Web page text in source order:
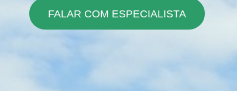
FALAR COM ESPECIALISTA